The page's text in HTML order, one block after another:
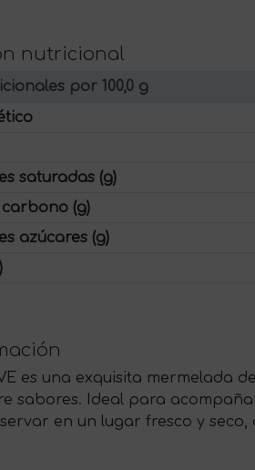
nutricional
por 100,0 g
saturadas (g)
(g)
azúcares (g)
es una exquisita mermelada
sabores. Ideal para
en un lugar fresco y